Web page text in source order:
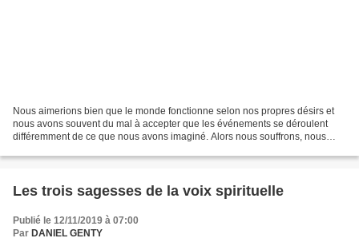
Nous aimerions bien que le monde fonctionne selon nos propres désirs et
nous avons souvent du mal à accepter que les événements se déroulent
différemment de ce que nous avons imaginé. Alors nous souffrons, nous
Les trois sagesses de la voix spirituelle
Publié le 12/11/2019 à 07:00
Par DANIEL GENTY